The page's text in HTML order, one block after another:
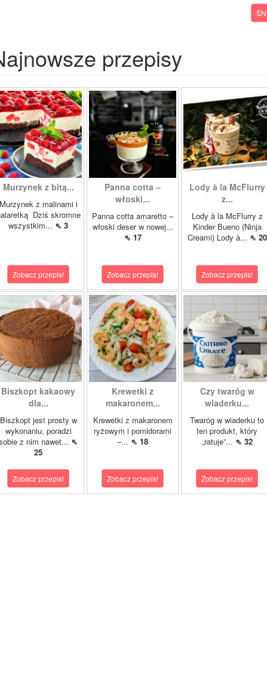
przepisy
Murzynek z bitą...
Murzynek z malinami i
Dziś skromne
wszystkim... ⇖ 3
Zobacz przepis!
Panna cotta –
włoski...
Panna cotta amaretto –
włoski deser w nowej...
⇖ 17
Zobacz przepis!
Lody à la McFlurry
z...
Lody à la McFlurry z
Kinder Bueno (Ninja
Creami) Lody à... ⇖ 20
Zobacz przepis!
Biszkopt kakaowy
dla...
Biszkopt jest prosty w
wykonaniu, poradzi
z nim nawet... ⇖
25
Zobacz przepis!
Krewetki z
makaronem...
Krewetki z makaronem
ryżowym i pomidorami
–... ⇖ 18
Zobacz przepis!
Czy twaróg w
wiaderku...
Twaróg w wiaderku to
ten produkt, który
„ratuje”... ⇖ 32
Zobacz przepis!